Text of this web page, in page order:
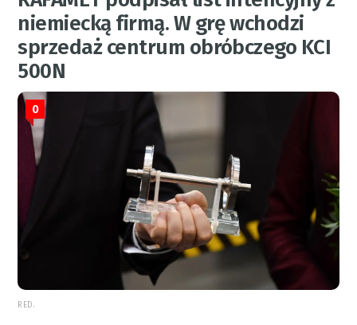
niemiecką firmą. W grę wchodzi
sprzedaż centrum obróbczego KCI
500N
0
RED.